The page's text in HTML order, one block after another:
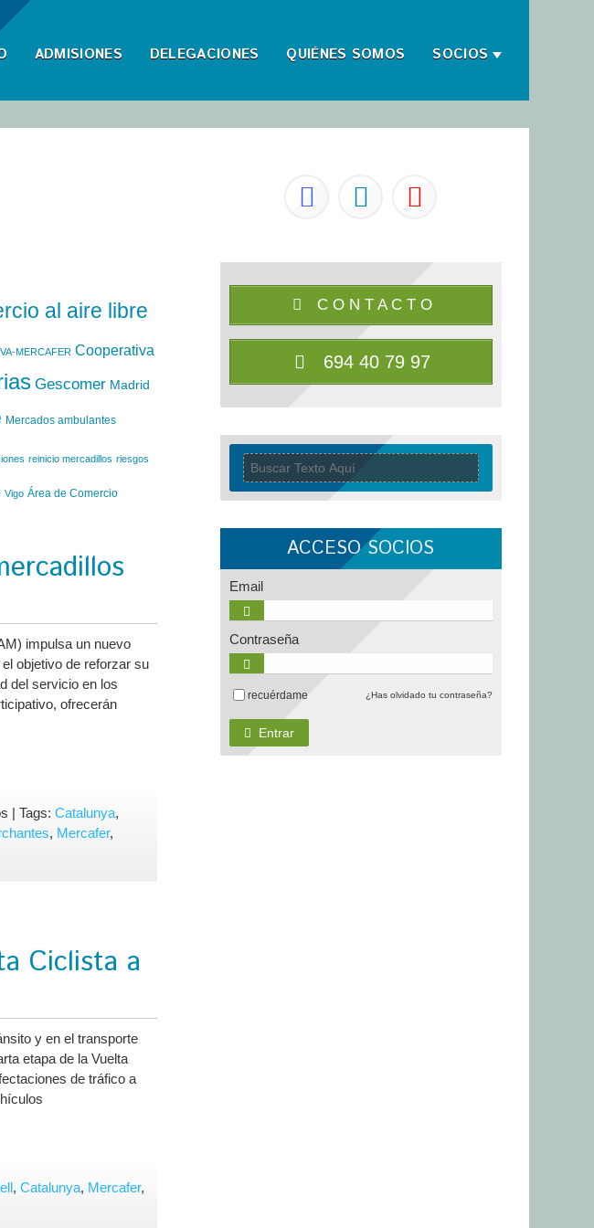
ADMISIONES DELEGACIONES QUIÉNES SOMOS SOCIOS
al aire libre
MERCAFER Cooperativa
Gescomer Madrid
Mercados ambulantes
reinicio mercadillos riesgos
Vigo Área de Comercio
impulsa un nuevo
objetivo de reforzar su
del servicio en los
ofrecerán
en
Formación
mercadillos
de
sedentaria
| Tags: Catalunya,
, Mercafer,
Ciclista a
y en el transporte
etapa de la Vuelta
de tráfico a
, Catalunya, Mercafer,
C O N T A C T O
694 40 79 97
ACCESO SOCIOS
Email
Contraseña
recuérdame ¿Has olvidado tu contraseña?
Entrar